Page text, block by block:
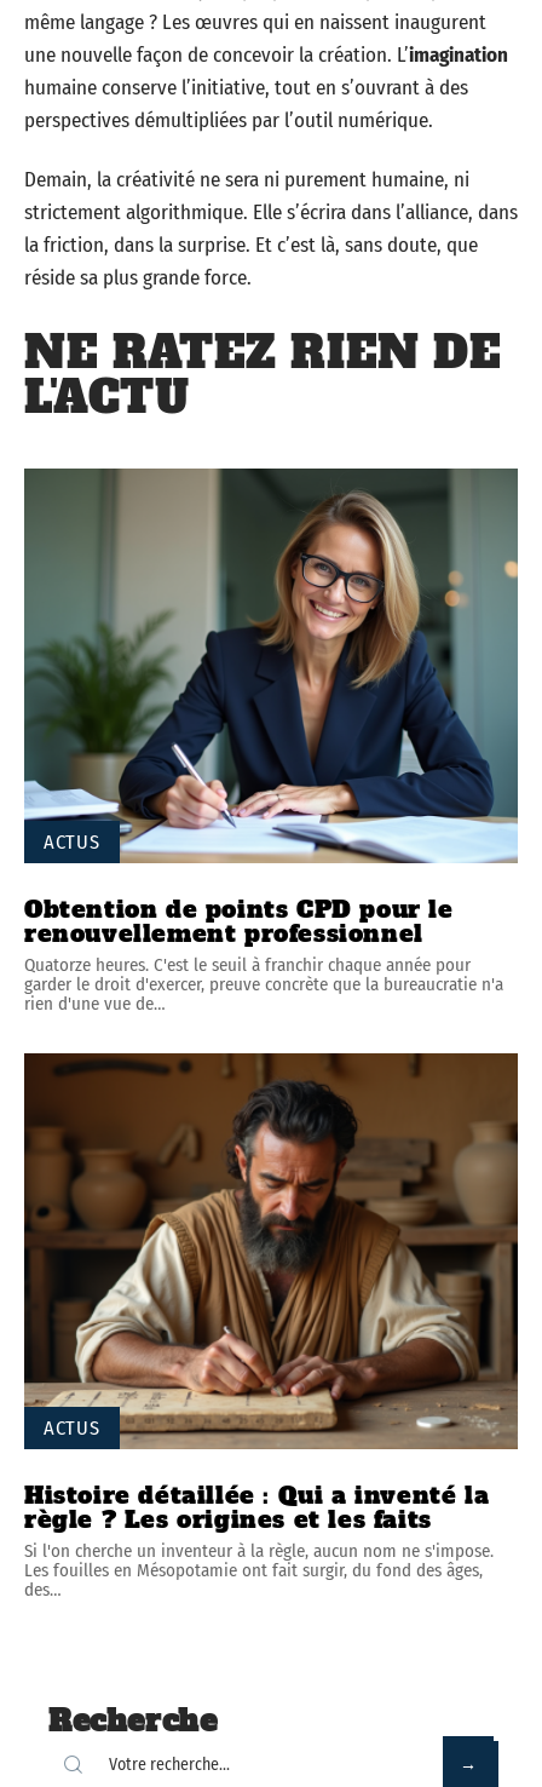
même langage ? Les œuvres qui en naissent inaugurent
une nouvelle façon de concevoir la création. L’imagination
humaine conserve l’initiative, tout en s’ouvrant à des
perspectives démultipliées par l’outil numérique.
Demain, la créativité ne sera ni purement humaine, ni
strictement algorithmique. Elle s’écrira dans l’alliance, dans
la friction, dans la surprise. Et c’est là, sans doute, que
réside sa plus grande force.
NE RATEZ RIEN DE
L'ACTU
ACTUS
Obtention de points CPD pour le
renouvellement professionnel
Quatorze heures. C'est le seuil à franchir chaque année pour
garder le droit d'exercer, preuve concrète que la bureaucratie n'a
rien d'une vue de…
ACTUS
Histoire détaillée : Qui a inventé la
règle ? Les origines et les faits
Si l'on cherche un inventeur à la règle, aucun nom ne s'impose.
Les fouilles en Mésopotamie ont fait surgir, du fond des âges,
des…
Recherche